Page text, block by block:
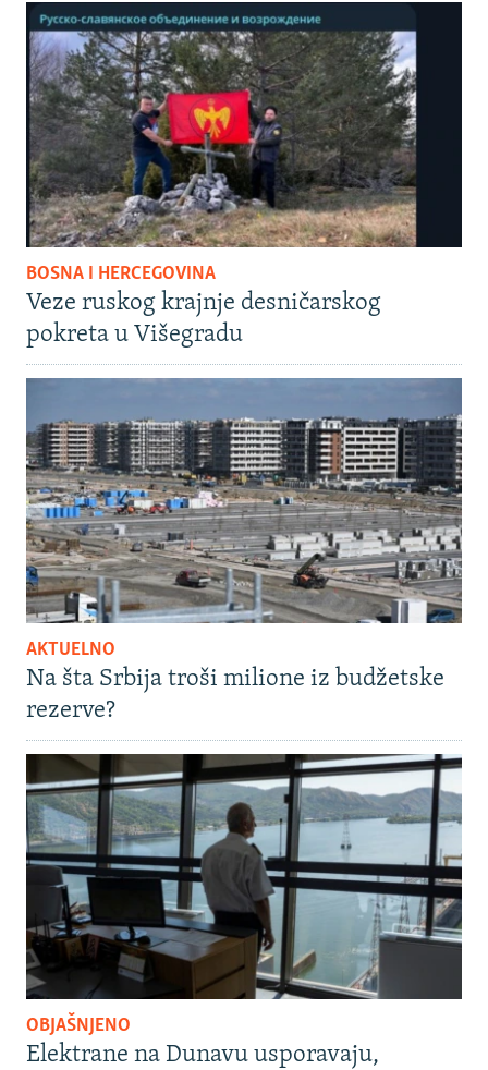
BOSNA I HERCEGOVINA
Veze ruskog krajnje desničarskog
pokreta u Višegradu
AKTUELNO
Na šta Srbija troši milione iz budžetske
rezerve?
OBJAŠNJENO
Elektrane na Dunavu usporavaju,